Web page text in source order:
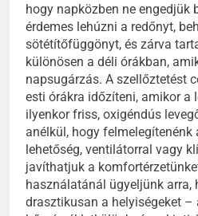
hogy napközben ne engedjük
érdemes lehúzni a redőnyt,
sötétítőfüggönyt, és zárva
különösen a déli órákban,
napsugárzás. A szellőztetést
esti órákra időzíteni, amikor a
ilyenkor friss, oxigéndús
anélkül, hogy felmelegítenénk
lehetőség, ventilátorral vagy
javíthatjuk a
használatánál ügyeljünk arra,
drasztikusan a helyiségeket –